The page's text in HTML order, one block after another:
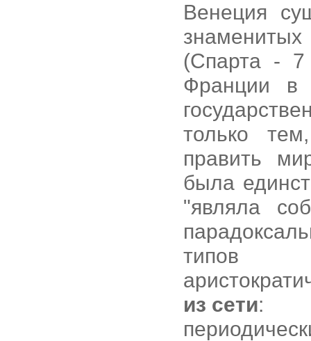
Венеция
(Спарта -
Франции в
только
править
была
"являла
типов
из сети: